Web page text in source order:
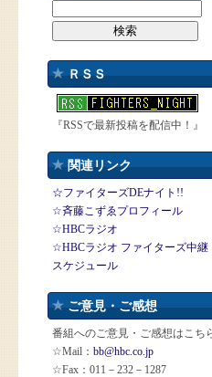
ＲＳＳ
『RSSで最新投稿を配信中！』
関連リンク
☆ファイターズDEナイト!!
☆斉藤こずゑプロフィール
☆HBCラジオ
☆HBCラジオ ファイターズ中継
スケジュール
ご意見・ご感想
番組へのご意見・ご感想はこち
☆Mail： bb@hbc.co.jp
☆Fax：011－232－1287